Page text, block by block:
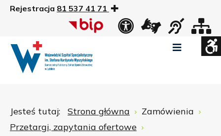
Rejestracja 81 537 41 71
Widok
Jesteś tutaj: Strona główna
Zamówienia
Przetargi, zapytania ofertowe